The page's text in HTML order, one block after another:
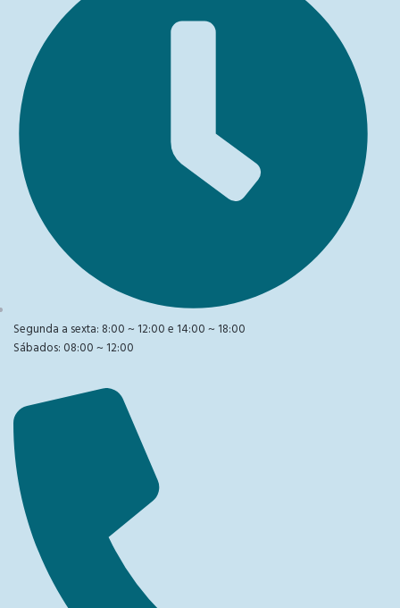
Segunda a sexta: 8:00 ~ 12:00 e 14:00 ~ 18:00
Sábados: 08:00 ~ 12:00